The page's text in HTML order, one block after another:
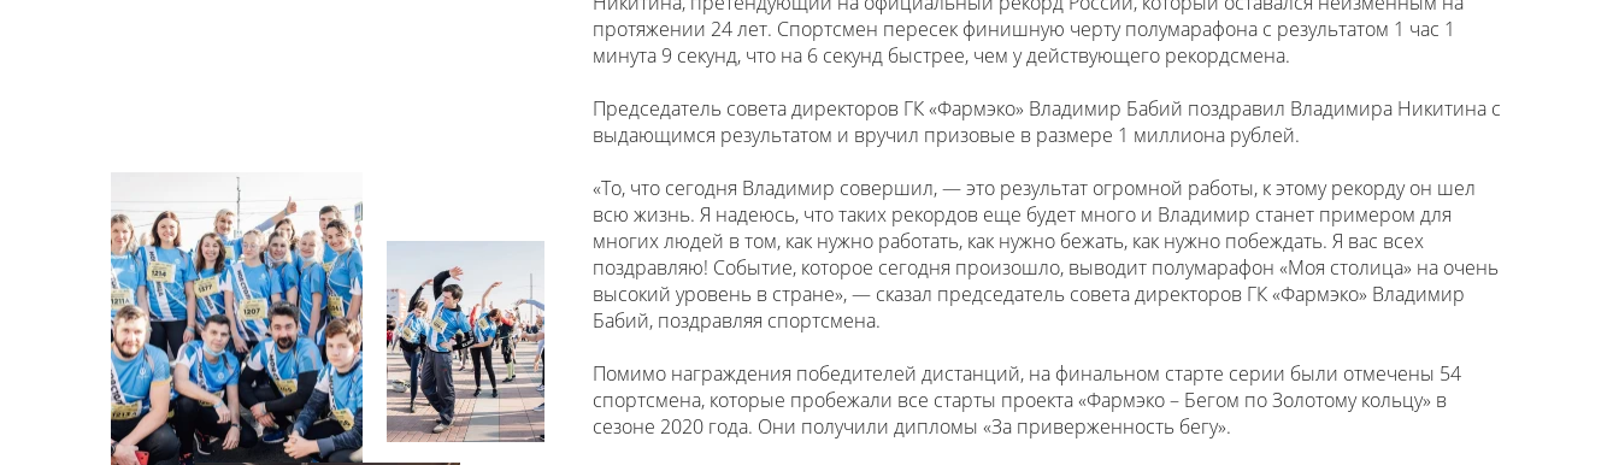
протяжении 24 лет. Спортсмен пересек финишную черту полумарафона с результатом 1 час 1
минута 9 секунд, что на 6 секунд быстрее, чем у действующего рекордсмена.
Председатель совета директоров ГК «Фармэко» Владимир Бабий поздравил Владимира Никитина с
выдающимся результатом и вручил призовые в размере 1 миллиона рублей.
«То, что сегодня Владимир совершил, — это результат огромной работы, к этому рекорду он шел
всю жизнь. Я надеюсь, что таких рекордов еще будет много и Владимир станет примером для
многих людей в том, как нужно работать, как нужно бежать, как нужно побеждать. Я вас всех
поздравляю! Событие, которое сегодня произошло, выводит полумарафон «Моя столица» на очень
высокий уровень в стране», — сказал председатель совета директоров ГК «Фармэко» Владимир
Бабий, поздравляя спортсмена.
Помимо награждения победителей дистанций, на финальном старте серии были отмечены 54
спортсмена, которые пробежали все старты проекта «Фармэко – Бегом по Золотому кольцу» в
сезоне 2020 года. Они получили дипломы «За приверженность бегу».